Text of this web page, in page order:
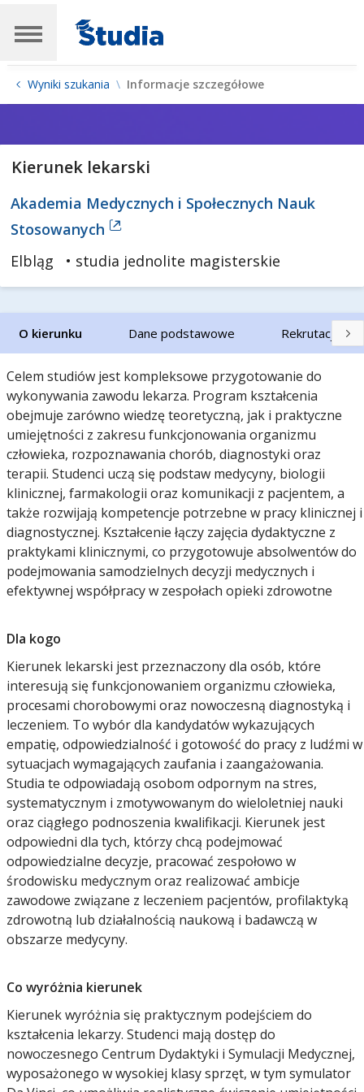
Wyniki szukania Informacje szczegółowe
Kierunek lekarski
Akademia Medycznych i Społecznych Nauk
Stosowanych
Elbląg
• studia jednolite magisterskie
O kierunku Dane podstawowe Rekrutacja
Celem studiów jest kompleksowe przygotowanie do
wykonywania zawodu lekarza. Program kształcenia
obejmuje zarówno wiedzę teoretyczną, jak i praktyczne
umiejętności z zakresu funkcjonowania organizmu
człowieka, rozpoznawania chorób, diagnostyki oraz
terapii. Studenci uczą się podstaw medycyny, biologii
klinicznej, farmakologii oraz komunikacji z pacjentem, a
także rozwijają kompetencje potrzebne w pracy klinicznej i
diagnostycznej. Kształcenie łączy zajęcia dydaktyczne z
praktykami klinicznymi, co przygotowuje absolwentów do
podejmowania samodzielnych decyzji medycznych i
efektywnej współpracy w zespołach opieki zdrowotne
Dla kogo
Kierunek lekarski jest przeznaczony dla osób, które
interesują się funkcjonowaniem organizmu człowieka,
procesami chorobowymi oraz nowoczesną diagnostyką i
leczeniem. To wybór dla kandydatów wykazujących
empatię, odpowiedzialność i gotowość do pracy z ludźmi w
sytuacjach wymagających zaufania i zaangażowania.
Studia te odpowiadają osobom odpornym na stres,
systematycznym i zmotywowanym do wieloletniej nauki
oraz ciągłego podnoszenia kwalifikacji. Kierunek jest
odpowiedni dla tych, którzy chcą podejmować
odpowiedzialne decyzje, pracować zespołowo w
środowisku medycznym oraz realizować ambicje
zawodowe związane z leczeniem pacjentów, profilaktyką
zdrowotną lub działalnością naukową i badawczą w
obszarze medycyny.
Co wyróżnia kierunek
Kierunek wyróżnia się praktycznym podejściem do
kształcenia lekarzy. Studenci mają dostęp do
nowoczesnego Centrum Dydaktyki i Symulacji Medycznej,
wyposażonego w wysokiej klasy sprzęt, w tym symulator